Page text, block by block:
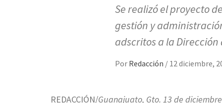
Se realizó el proyecto
gestión y
adscritos a la
Por Redacción / 12 diciembre,
REDACCIÓN/Guanajuato, Gto. 13 de